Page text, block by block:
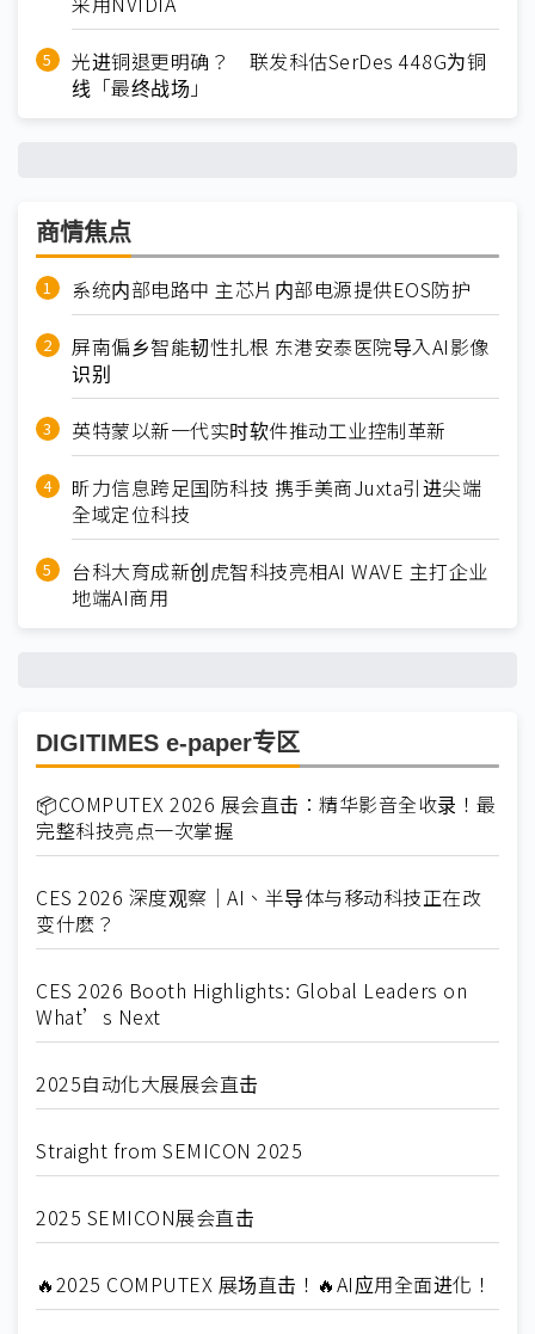
光进铜退更明确？ 联发科估SerDes 448G为铜
线「最终战场」
商情焦点
系统内部电路中 主芯片内部电源提供EOS防护
屏南偏乡智能韧性扎根 东港安泰医院导入AI影像
识别
英特蒙以新一代实时软件推动工业控制革新
昕力信息跨足国防科技 携手美商Juxta引进尖端
全域定位科技
台科大育成新创虎智科技亮相AI WAVE 主打企业
地端AI商用
DIGITIMES e-paper专区
📦COMPUTEX 2026 展会直击：精华影音全收录！最
完整科技亮点一次掌握
CES 2026 深度观察｜AI、半导体与移动科技正在改
变什麽？
CES 2026 Booth Highlights: Global Leaders on
What’s Next
2025自动化大展展会直击
Straight from SEMICON 2025
2025 SEMICON展会直击
🔥2025 COMPUTEX 展场直击！🔥AI应用全面进化！